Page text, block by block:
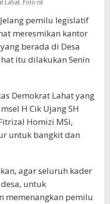
Lahat. Foto ist
Jelang pemilu legislatif
meresmikan kantor
berada di Desa
itu dilakukan Senin
Demokrat Lahat yang
H Cik Ujang SH
Homizi MSi,
untuk bangkit dan
agar seluruh kader
untuk
memenangkan pemilu